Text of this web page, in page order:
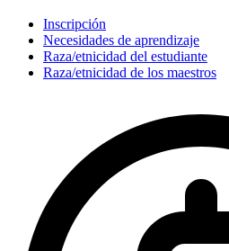
Inscripción
Necesidades de aprendizaje
Raza/etnicidad del estudiante
Raza/etnicidad de los maestros